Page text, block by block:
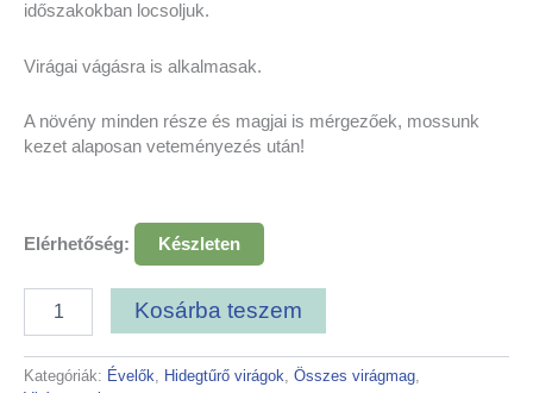
időszakokban locsoljuk.
Virágai vágásra is alkalmasak.
A növény minden része és magjai is mérgezőek, mossunk
kezet alaposan veteményezés után!
Elérhetőség: Készleten
Kosárba teszem
Kategóriák: Évelők, Hidegtűrő virágok, Összes virágmag,